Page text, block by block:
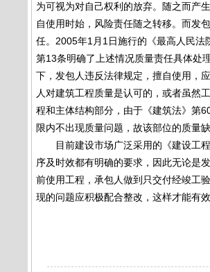
为可视为对自己权利的放弃。随之而产
自使用时始，风险责任随之转移。而发
任。2005年1月1日施行的《最高人民法
第13条明确了上述情况质量责任具体处
下，发包人违反法律规定，擅自使用，
人对建筑工程质量是认可的，或者虽然
程和主体结构部分，由于《建筑法》第
限内不出现质量问题，故该部位的质量
目前建设市场广泛采用的《建设工程
序及时效都有明确的要求，因此无论是
前使用工程，承包人做到只交付经竣工
现的问题应积极配合整改，这样才能有